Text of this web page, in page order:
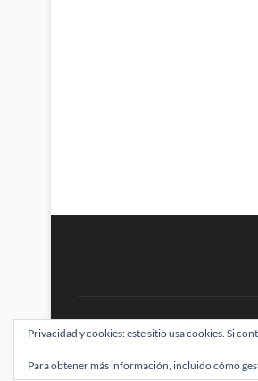
BRAINSTOMPING| Diseñado por:
Privacidad y cookies: este sitio usa cookies. Si
Para obtener más información, incluido cómo